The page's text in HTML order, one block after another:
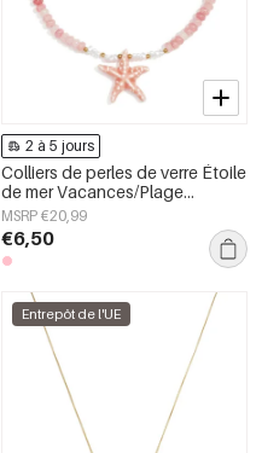
2 à 5 jours
Colliers de perles de verre Étoile
de mer Vacances/Plage
Collection romantique Bijoux
pour femmes
MSRP €20,99
€6,50
Entrepôt de l'UE